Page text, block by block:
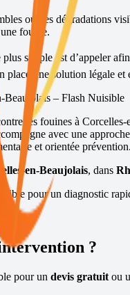
ou des dégradations
fouine.
simple est d’appeler
place une solution légale et
Beaujolais – Flash Nuisible
les fouines à Corcelles-
avec une approche
et orientée prévention.
en-Beaujolais, dans
pour un diagnostic
?
pour un devis gratuit ou